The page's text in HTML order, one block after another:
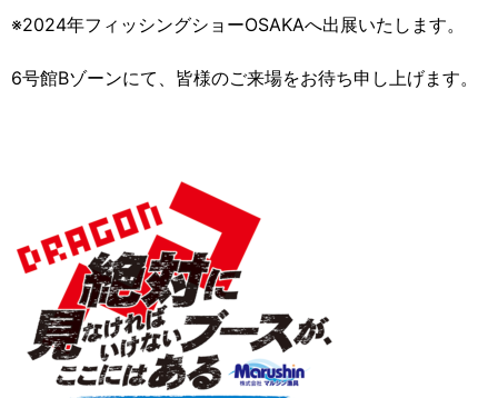
※2024年フィッシングショーOSAKAへ出展いたします。
6号館Bゾーンにて、皆様のご来場をお待ち申し上げます。